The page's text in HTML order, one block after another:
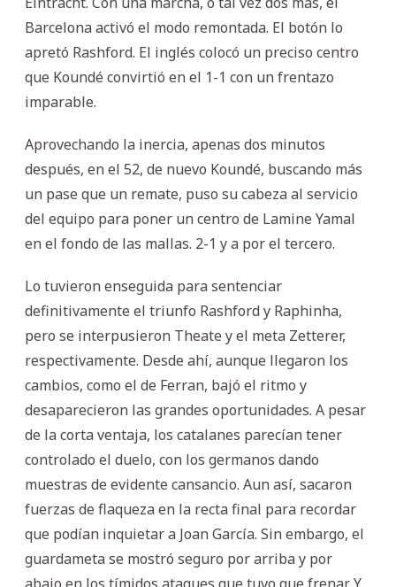
Barcelona activó el modo remontada. El botón lo
apretó Rashford. El inglés colocó un preciso centro
que Koundé convirtió en el 1-1 con un frentazo
imparable.
Aprovechando la inercia, apenas dos minutos
después, en el 52, de nuevo Koundé, buscando más
un pase que un remate, puso su cabeza al servicio
del equipo para poner un centro de Lamine Yamal
en el fondo de las mallas. 2-1 y a por el tercero.
Lo tuvieron enseguida para sentenciar
definitivamente el triunfo Rashford y Raphinha,
pero se interpusieron Theate y el meta Zetterer,
respectivamente. Desde ahí, aunque llegaron los
cambios, como el de Ferran, bajó el ritmo y
desaparecieron las grandes oportunidades. A pesar
de la corta ventaja, los catalanes parecían tener
controlado el duelo, con los germanos dando
muestras de evidente cansancio. Aun así, sacaron
fuerzas de flaqueza en la recta final para recordar
que podían inquietar a Joan García. Sin embargo, el
guardameta se mostró seguro por arriba y por